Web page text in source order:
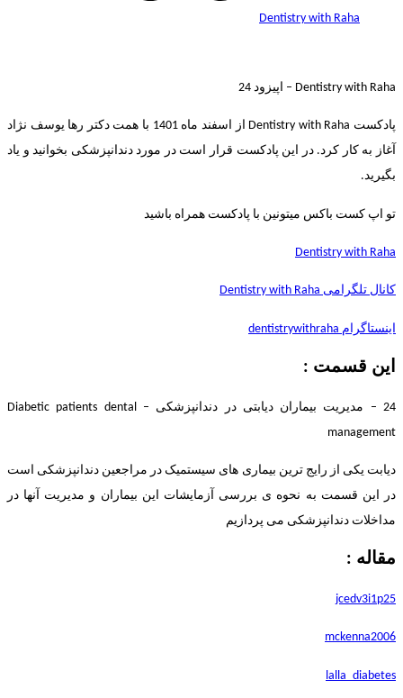
Dentistry with Raha
Dentistry with Raha – اپیزود 24
پادکست Dentistry with Raha از اسفند ماه 1401 با همت دکتر رها یوسف نژاد
آغاز به کار کرد. در این پادکست قرار است در مورد دندانپزشکی بخوانید و یاد
بگیرید.
تو اپ کست باکس میتونین با پادکست همراه باشید
Dentistry with Raha
کانال تلگرامی Dentistry with Raha
اینستاگرام dentistrywithraha
این قسمت :
24 – مدیریت بیماران دیابتی در دندانپزشکی – Diabetic patients dental
management
دیابت یکی از رایج ترین بیماری های سیستمیک در مراجعین دندانپزشکی است
در این قسمت به نحوه ی بررسی آزمایشات این بیماران و مدیریت آنها در
مداخلات دندانپزشکی می پردازیم
مقاله :
jcedv3i1p25
mckenna2006
lalla_diabetes